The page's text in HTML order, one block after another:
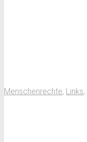
Menschenrechte, Links,